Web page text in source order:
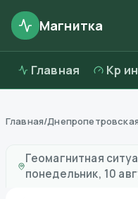
Магнитка
Главная Kp
Главная/
Геомагнитная
понедельник, 10